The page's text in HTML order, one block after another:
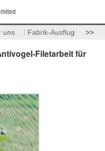
uns Fabrik-Ausflug >>
Filetarbeit für